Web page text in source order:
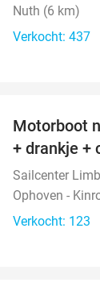
Nuth (6 km)
Verkocht: 437
Motorboot
+ drankje +
Sailcenter
Ophoven -
Verkocht: 123